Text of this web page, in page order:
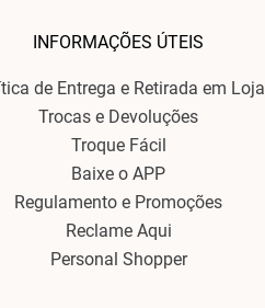
INFORMAÇÕES ÚTEIS
de Entrega e Retirada em Loja
Trocas e Devoluções
Troque Fácil
Baixe o APP
Regulamento e Promoções
Reclame Aqui
Personal Shopper